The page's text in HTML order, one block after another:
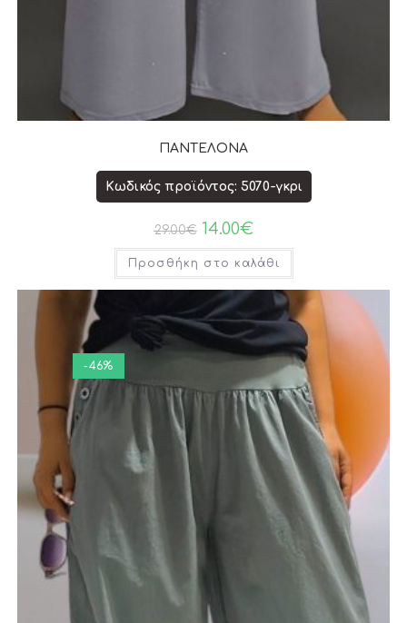
ΠΑΝΤΕΛΟΝΑ
Κωδικός προϊόντος: 5070-γκρι
29.00€ 14.00€
Προσθήκη στο καλάθι
-46%